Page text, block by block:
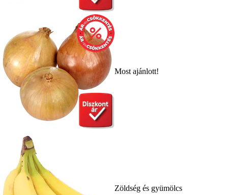
Most ajánlott!
Zöldség és gyümölcs